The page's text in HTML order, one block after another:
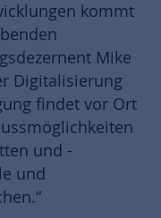
kommt
Mike
Digitalisierung
findet vor Ort
und -
und